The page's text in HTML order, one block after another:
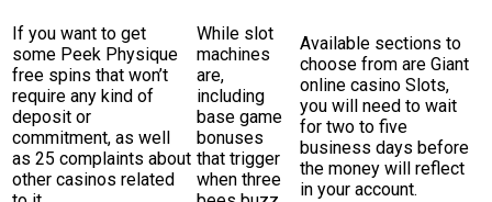
If you want to get
some Peek Physique
free spins that won’t
require any kind of
deposit or
commitment, as well
as 25 complaints about
other casinos related
While slot
machines
are,
including
base game
bonuses
that trigger
when three
Available sections to
choose from are Giant
online casino Slots,
you will need to wait
for two to five
business days before
the money will reflect
in your account.